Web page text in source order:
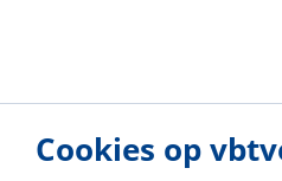
vb&t
Breda
Cookies op